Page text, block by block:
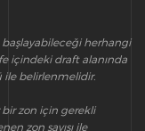
başlayabileceği herhangi
içindeki draft alanında
ile belirlenmelidir.
bir zon için gerekli
zon sayısı ile